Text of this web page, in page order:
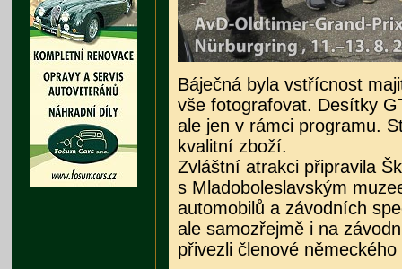
Báječná byla vstřícnost
vše fotografovat. Desítky
ale jen v rámci programu.
kvalitní zboží.
Zvláštní atrakci připravila
s Mladoboleslavským
automobilů a závodních
ale samozřejmě i na
přivezli členové